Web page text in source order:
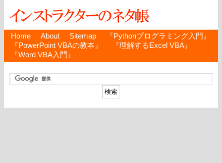
Home About Sitemap
『Pythonプログラミング入門』
『PowerPoint VBAの教本』
『理解するExcel VBA』
『Word VBA入門』